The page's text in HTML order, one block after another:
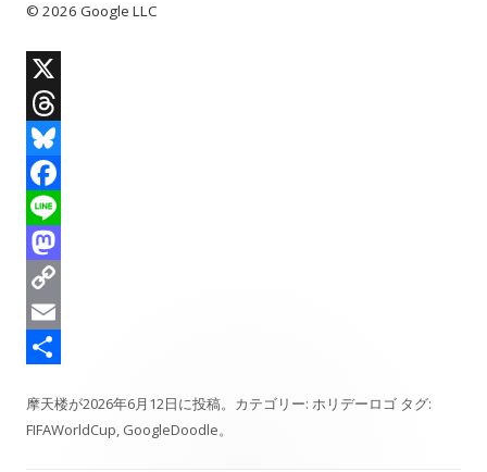
© 2026 Google LLC
X
T
h
r
e
a
d
s
B
u
e
s
k
F
a
c
e
b
o
L
n
e
M
a
s
o
C
o
y
E
a
有
摩天楼が2026年6月12日に投稿。カテゴリー: ホリデーロゴ タグ:
FIFAWorldCup, GoogleDoodle。